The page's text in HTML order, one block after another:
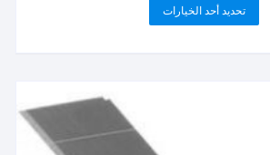
تحديد أحد الخيارات
العديد
المختلفة
لهذا
المنتج.